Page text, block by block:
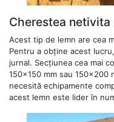
Cherestea netivita
Acest tip de lemn are cea
Pentru a obține acest
jurnal. Secțiunea cea mai
150x150 mm sau 150x200
necesită echipamente
acest lemn este lider în